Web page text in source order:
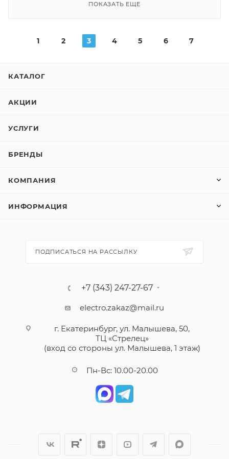
ПОКАЗАТЬ ЕЩЕ
1 2 3 4 5 6 7
КАТАЛОГ
АКЦИИ
УСЛУГИ
БРЕНДЫ
КОМПАНИЯ
ИНФОРМАЦИЯ
ПОДПИСАТЬСЯ НА РАССЫЛКУ
+7 (343) 247-27-67
electro.zakaz@mail.ru
г. Екатеринбург, ул. Малышева, 50,
ТЦ «Стрелец»
(вход со стороны ул. Малышева, 1 этаж)
Пн-Вс: 10.00-20.00